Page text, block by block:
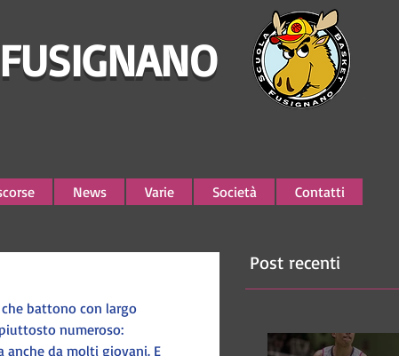
News Varie Società Contatti
battono con largo
numeroso:
da molti giovani. E
Post recenti